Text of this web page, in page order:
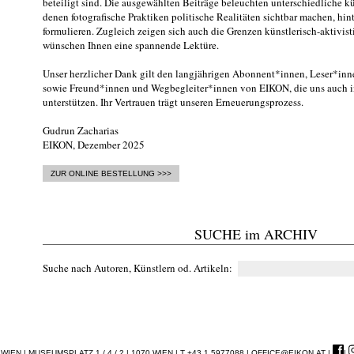
denen fotografische Praktiken politische Realitäten sichtbar machen,
formulieren. Zugleich zeigen sich auch die Grenzen künstlerisch-
wünschen Ihnen eine spannende Lektüre.
Unser herzlicher Dank gilt den langjährigen Abonnent*innen,
sowie Freund*innen und Wegbegleiter*innen von EIKON, die uns auch
unterstützen. Ihr Vertrauen trägt unseren Erneuerungsprozess.
Gudrun Zacharias
EIKON, Dezember 2025
ZUR ONLINE BESTELLUNG >>>
SUCHE im ARCHIV
Suche nach Autoren, Künstlern od. Artikeln